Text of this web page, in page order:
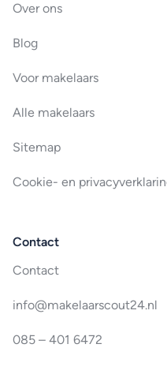
Over ons
Blog
Voor makelaars
Alle makelaars
Sitemap
Cookie- en
Contact
Contact
info@makelaarscout24.nl
085 – 401 6472